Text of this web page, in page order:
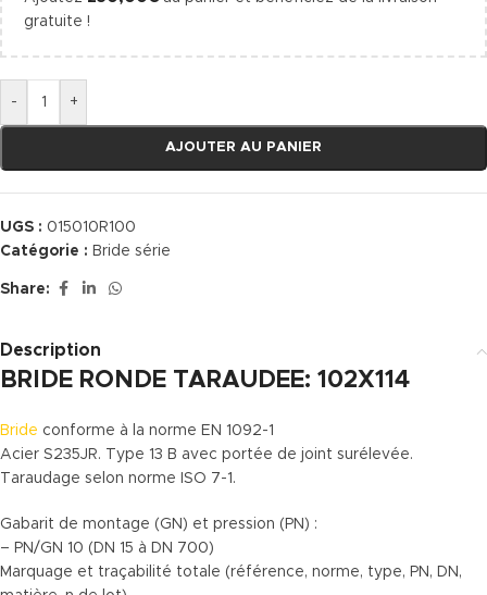
gratuite !
- +
AJOUTER AU PANIER
UGS : 015010R100
Catégorie : Bride série
Share:
Description
BRIDE RONDE TARAUDEE: 102X114
Bride conforme à la norme EN 1092-1
Acier S235JR. Type 13 B avec portée de joint surélevée.
Taraudage selon norme ISO 7-1.
Gabarit de montage (GN) et pression (PN) :
– PN/GN 10 (DN 15 à DN 700)
Marquage et traçabilité totale (référence, norme, type, PN, DN,